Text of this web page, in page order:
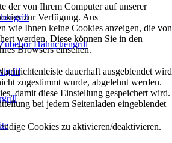
Hähnchengrill
der von Ihrem Computer auf unserer
zur Verfügung. Aus
wie Ihnen keine Cookies anzeigen, die von
werden. Diese können Sie in den
Browsers einsehen.
dauerhaft ausgeblendet wird
zugestimmt wurde, abgelehnt werden.
damit diese Einstellung gespeichert wird.
bei jedem Seitenladen eingeblendet
Cookies zu aktivieren/deaktivieren.